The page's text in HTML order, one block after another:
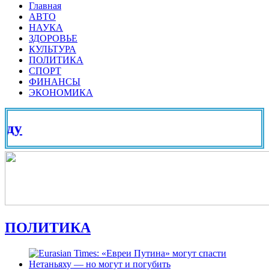
Главная
АВТО
НАУКА
ЗДОРОВЬЕ
КУЛЬТУРА
ПОЛИТИКА
СПОРТ
ФИНАНСЫ
ЭКОНОМИКА
ПОЛИТИКА